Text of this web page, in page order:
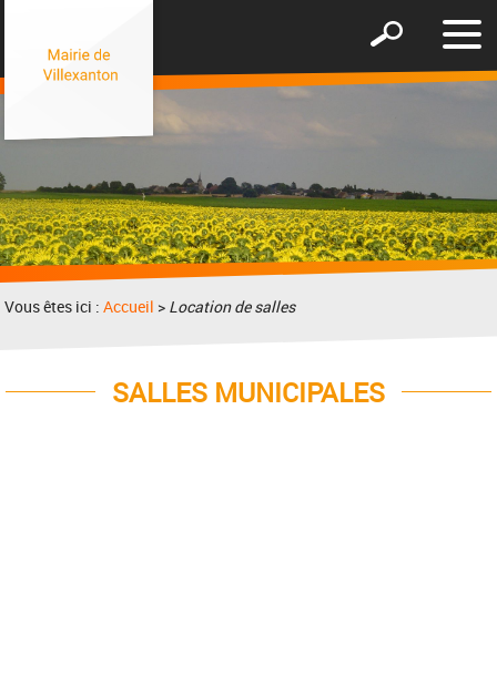
le
Afficher
formulaire
Vous êtes ici :Accueil > Location de salles
SALLES MUNICIPALES